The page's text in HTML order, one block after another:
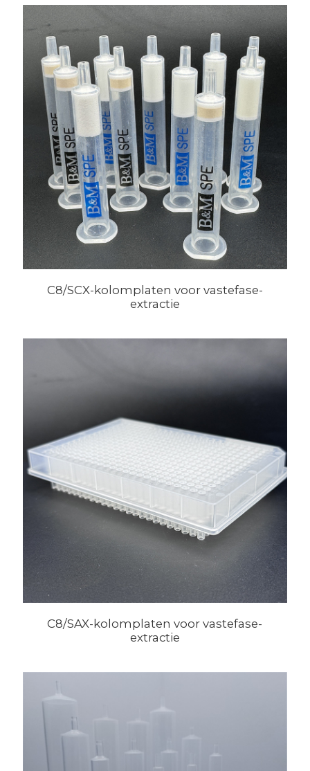
C8/SCX-kolomplaten voor vastefase-
extractie
C8/SAX-kolomplaten voor vastefase-
extractie